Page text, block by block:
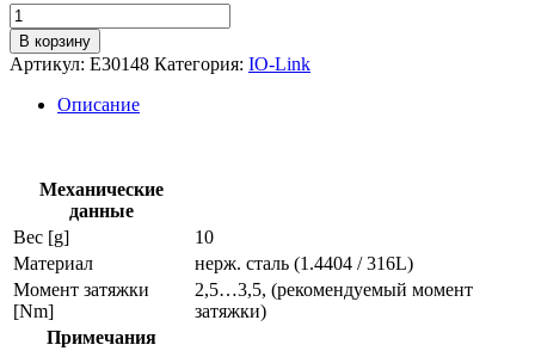
Количество
товара
Защитный
колпачок
e30148
В корзину
Артикул: E30148 Категория: IO-Link
Описание
Механические
данные
Вес [g]
10
Материал
нерж. сталь (1.4404 / 316L)
Момент затяжки
[Nm]
2,5…3,5, (рекомендуемый момент
затяжки)
Примечания